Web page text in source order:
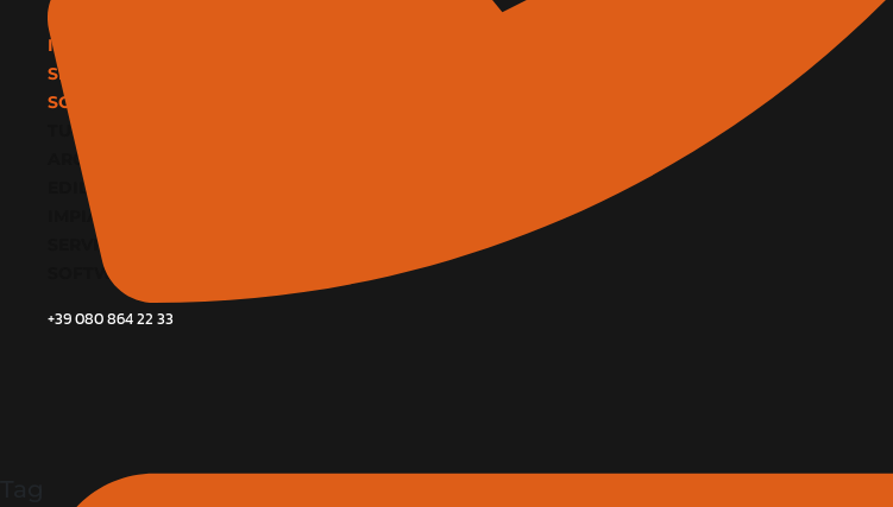
+39 080 864 22 33
EDILIZIA E MATERIALI
IMPIANTI E CLIMATIZZAZIONE
SERVIZI
SOFTWARE E BIM
TUTTE LE CATEGORIE
ARCHITETTURA E DESIGN
EDILIZIA E MATERIALI
IMPIANTI E CLIMATIZZAZIONE
SERVIZI
SOFTWARE E BIM